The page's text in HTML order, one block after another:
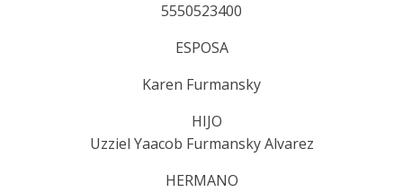
5550523400
ESPOSA
Karen Furmansky
HIJO
Uzziel Yaacob Furmansky Alvarez
HERMANO